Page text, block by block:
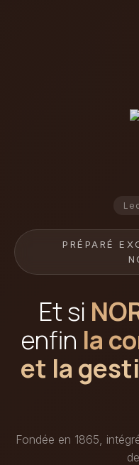
PRÉPARÉ
Et si
enfin la
et la
Fondée en 1865,